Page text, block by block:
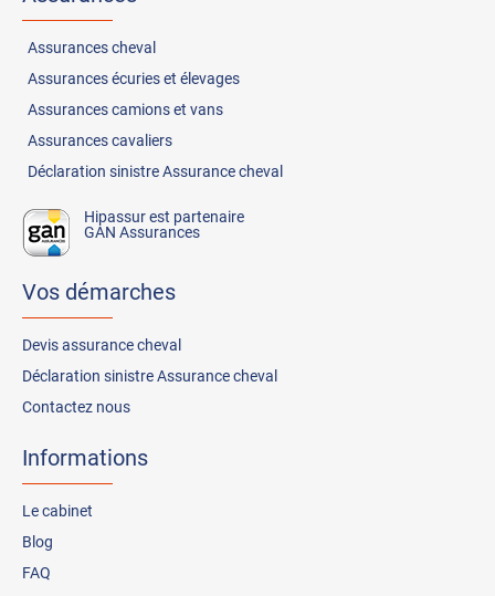
Assurancescheval
Assurancesécuries et élevages
Assurancescamions et vans
Assurancescavaliers
Déclaration sinistre Assurance cheval
Hipassur est partenaire
GAN Assurances
Vos démarches
Devis assurance cheval
Déclaration sinistre Assurance cheval
Contactez nous
Informations
Le cabinet
Blog
FAQ